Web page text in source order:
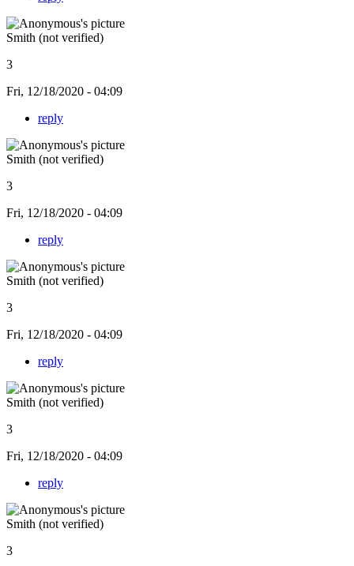
Smith (not verified)
3
Fri, 12/18/2020 - 04:09
reply
Smith (not verified)
3
Fri, 12/18/2020 - 04:09
reply
Smith (not verified)
3
Fri, 12/18/2020 - 04:09
reply
Smith (not verified)
3
Fri, 12/18/2020 - 04:09
reply
Smith (not verified)
3